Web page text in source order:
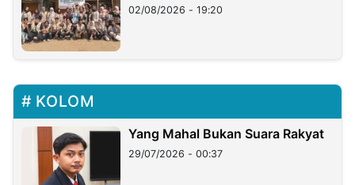
02/08/2026 - 19:20
KOLOM
Yang Mahal Bukan Suara Rakyat
29/07/2026 - 00:37